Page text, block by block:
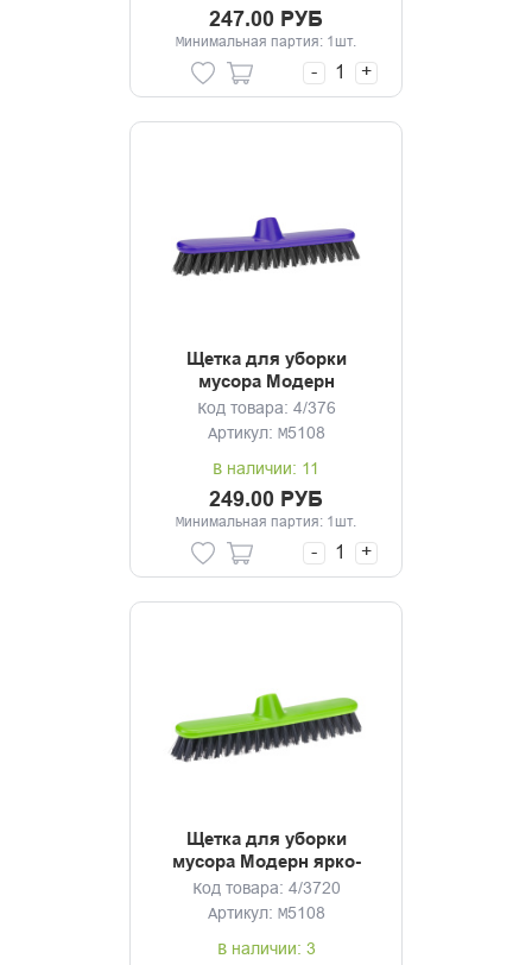
247.00 РУБ
Минимальная партия: 1шт.
- +
Щетка для уборки
мусора Модерн
фиолетовый без черенка
Код товара: 4/376
Артикул: М5108
В наличии: 11
249.00 РУБ
Минимальная партия: 1шт.
- +
Щетка для уборки
мусора Модерн ярко-
зеленый без черенка
Код товара: 4/3720
Артикул: М5108
В наличии: 3